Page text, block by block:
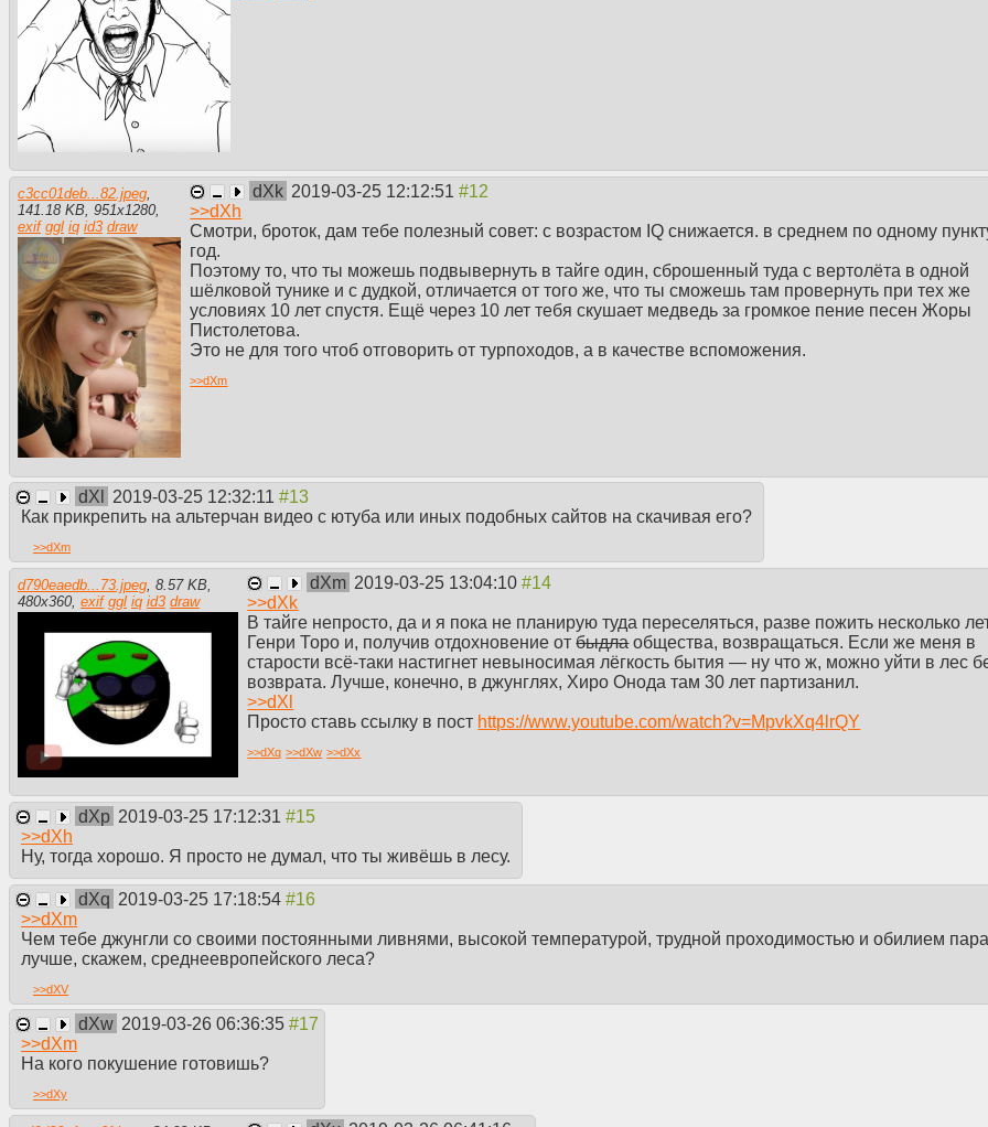
c3cc01deb...82.jpeg,
141.18 KB, 951x1280,
exif ggl iq id3 draw
dXk 2019-03-25 12:12:51
>>dXh
Смотри, броток, дам тебе полезный совет: с возрастом IQ снижается. в среднем по одному
год.
Поэтому то, что ты можешь подвывернуть в тайге один, сброшенный туда с вертолёта в одной
шёлковой тунике и с дудкой, отличается от того же, что ты сможешь там провернуть при тех же
условиях 10 лет спустя. Ещё через 10 лет тебя скушает медведь за громкое пение песен Жоры
Пистолетова.
Это не для того чтоб отговорить от турпоходов, а в качестве вспоможения.
>>dXm
dXl
2019-03-25 12:32:11
Как прикрепить на альтерчан видео с ютуба или иных подобных сайтов на скачивая его?
>>dXm
d790eaedb...73.jpeg, 8.57 KB,
480x360, exif ggl iq id3 draw
dXm 2019-03-25 13:04:10
>>dXk
В тайге непросто, да и я пока не планирую туда переселяться, разве пожить несколько
Генри Торо и, получив отдохновение отбыдлаобщества, возвращаться. Если же меня в
старости всё-таки настигнет невыносимая лёгкость бытия — ну что ж, можно уйти в лес
возврата. Лучше, конечно, в джунглях, Хиро Онода там 30 лет партизанил.
>>dXl
Просто ставь ссылку в пост https://www.youtube.com/watch?v=MpvkXq4lrQY
>>dXq >>dXw >>dXx
dXp 2019-03-25 17:12:31
>>dXh
Ну, тогда хорошо. Я просто не думал, что ты живёшь в лесу.
dXq 2019-03-25 17:18:54
>>dXm
Чем тебе джунгли со своими постоянными ливнями, высокой температурой, трудной проходимостью и обилием
лучше, скажем, среднеевропейского леса?
>>dXV
dXw 2019-03-26 06:36:35
>>dXm
На кого покушение готовишь?
>>dXy